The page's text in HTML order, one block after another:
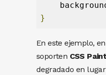
}
En este ejemplo,
soporten CSS
degradado en